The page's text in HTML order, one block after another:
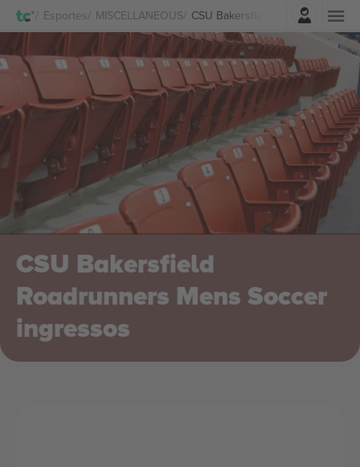
Esportes MISCELLANEOUS CSU Bakersfield Roadrunners
Entrar
CSU Bakersfield
Roadrunners Mens Soccer
ingressos